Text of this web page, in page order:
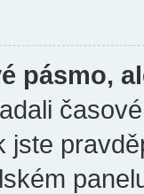
pásmo,
jste